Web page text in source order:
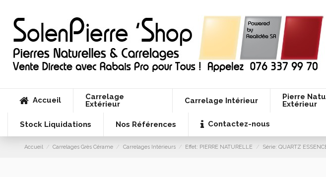
Accueil
Carrelage
Extérieur
Carrelage Intérieur
Pierre
Extérieur
Stock Liquidations
Nos Références Contactez-nous
Accueil Carrelages Grès Cérame Carrelages Intérieurs Effet: PIERRE NATURELLE Série: QUARTZ